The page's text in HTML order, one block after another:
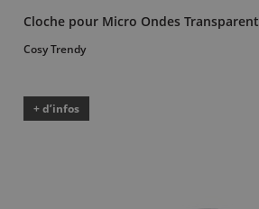
Cloche pour Micro Ondes Transparent
Cosy Trendy
+ d’infos